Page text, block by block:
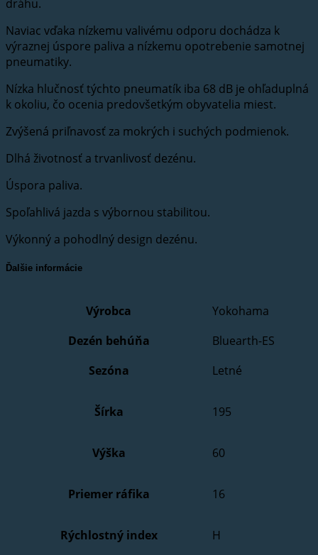
dráhu.
Naviac vďaka nízkemu valivému odporu dochádza k
výraznej úspore paliva a nízkemu opotrebenie samotnej
pneumatiky.
Nízka hlučnosť týchto pneumatík iba 68 dB je ohľaduplná
k okoliu, čo ocenia predovšetkým obyvatelia miest.
Zvýšená priľnavosť za mokrých i suchých podmienok.
Dlhá životnosť a trvanlivosť dezénu.
Úspora paliva.
Spoľahlivá jazda s výbornou stabilitou.
Výkonný a pohodlný design dezénu.
Ďalšie informácie
Výrobca
Yokohama
Dezén behúňa
Bluearth-ES
Sezóna
Letné
Šírka 195
Výška 60
Priemer ráfika 16
Rýchlostný index
H